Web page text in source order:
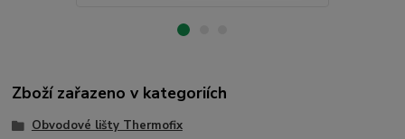
Zboží zařazeno v kategoriích
Obvodové lišty Thermofix